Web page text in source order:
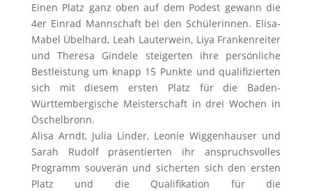
Einen Platz ganz oben auf dem Podest gewann die
4er Einrad Mannschaft bei den Schülerinnen. Elisa-
Mabel Übelhard, Leah Lauterwein, Liya Frankenreiter
und Theresa Gindele steigerten ihre persönliche
Bestleistung um knapp 15 Punkte und qualifizierten
sich mit diesem ersten Platz für die Baden-
Württembergische Meisterschaft in drei Wochen in
Öschelbronn.
Alisa Arndt, Julia Linder, Leonie Wiggenhauser und
Sarah Rudolf präsentierten ihr anspruchsvolles
Programm souverän und sicherten sich den ersten
Platz und die Qualifikation für die